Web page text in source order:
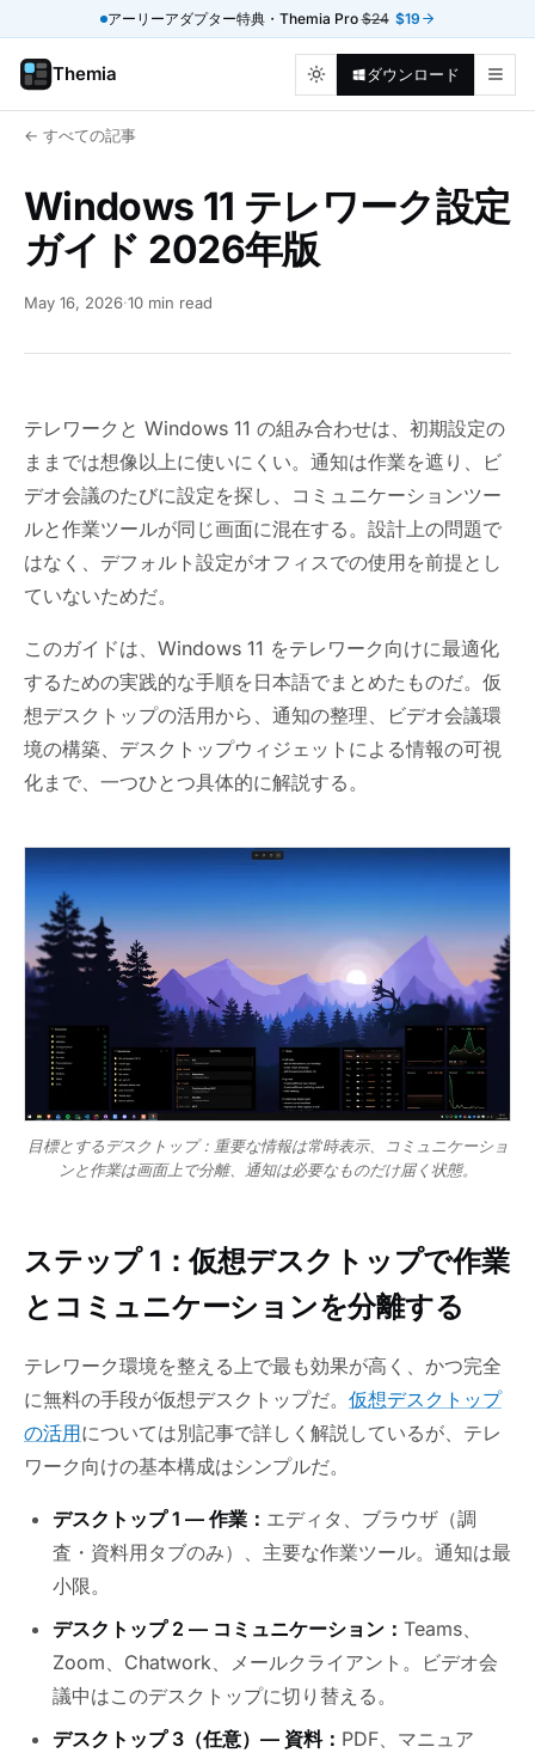
アーリーアダプター特典・Themia Pro$24 $19
Themia ダウンロード
← すべての記事
Windows 11 テレワーク設定
ガイド 2026年版
May 16, 2026·10 min read
テレワークと Windows 11 の組み合わせは、初期設定の
ままでは想像以上に使いにくい。通知は作業を遮り、ビ
デオ会議のたびに設定を探し、コミュニケーションツー
ルと作業ツールが同じ画面に混在する。設計上の問題で
はなく、デフォルト設定がオフィスでの使用を前提とし
ていないためだ。
このガイドは、Windows 11 をテレワーク向けに最適化
するための実践的な手順を日本語でまとめたものだ。仮
想デスクトップの活用から、通知の整理、ビデオ会議環
境の構築、デスクトップウィジェットによる情報の可視
化まで、一つひとつ具体的に解説する。
目標とするデスクトップ：重要な情報は常時表示、コミュニケーショ
ンと作業は画面上で分離、通知は必要なものだけ届く状態。
ステップ 1：仮想デスクトップで作業
とコミュニケーションを分離する
テレワーク環境を整える上で最も効果が高く、かつ完全
に無料の手段が仮想デスクトップだ。 仮想デスクトップ
の活用については別記事で詳しく解説しているが、テレ
ワーク向けの基本構成はシンプルだ。
デスクトップ 1 — 作業： エディタ、ブラウザ（調
査・資料用タブのみ）、主要な作業ツール。通知は最
小限。
デスクトップ 2 — コミュニケーション： Teams、
Zoom、Chatwork、メールクライアント。ビデオ会
議中はこのデスクトップに切り替える。
デスクトップ 3（任意）— 資料： PDF、マニュア